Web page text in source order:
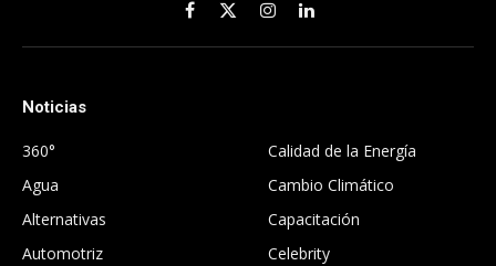
Facebook
X
(Twitter)
InstagramLinkedIn
Noticias
360°
Agua
Alternativas
Automotriz
Calidad de la Energía
Cambio Climático
Capacitación
Celebrity